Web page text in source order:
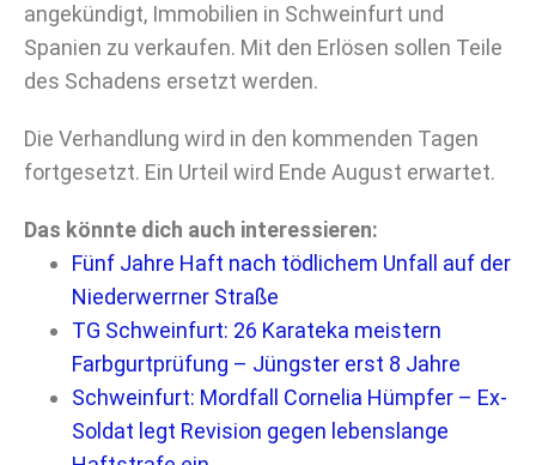
angekündigt, Immobilien in Schweinfurt und
Spanien zu verkaufen. Mit den Erlösen sollen Teile
des Schadens ersetzt werden.
Die Verhandlung wird in den kommenden Tagen
fortgesetzt. Ein Urteil wird Ende August erwartet.
Das könnte dich auch interessieren:
Fünf Jahre Haft nach tödlichem Unfall auf der
Niederwerrner Straße
TG Schweinfurt: 26 Karateka meistern
Farbgurtprüfung – Jüngster erst 8 Jahre
Schweinfurt: Mordfall Cornelia Hümpfer – Ex-
Soldat legt Revision gegen lebenslange